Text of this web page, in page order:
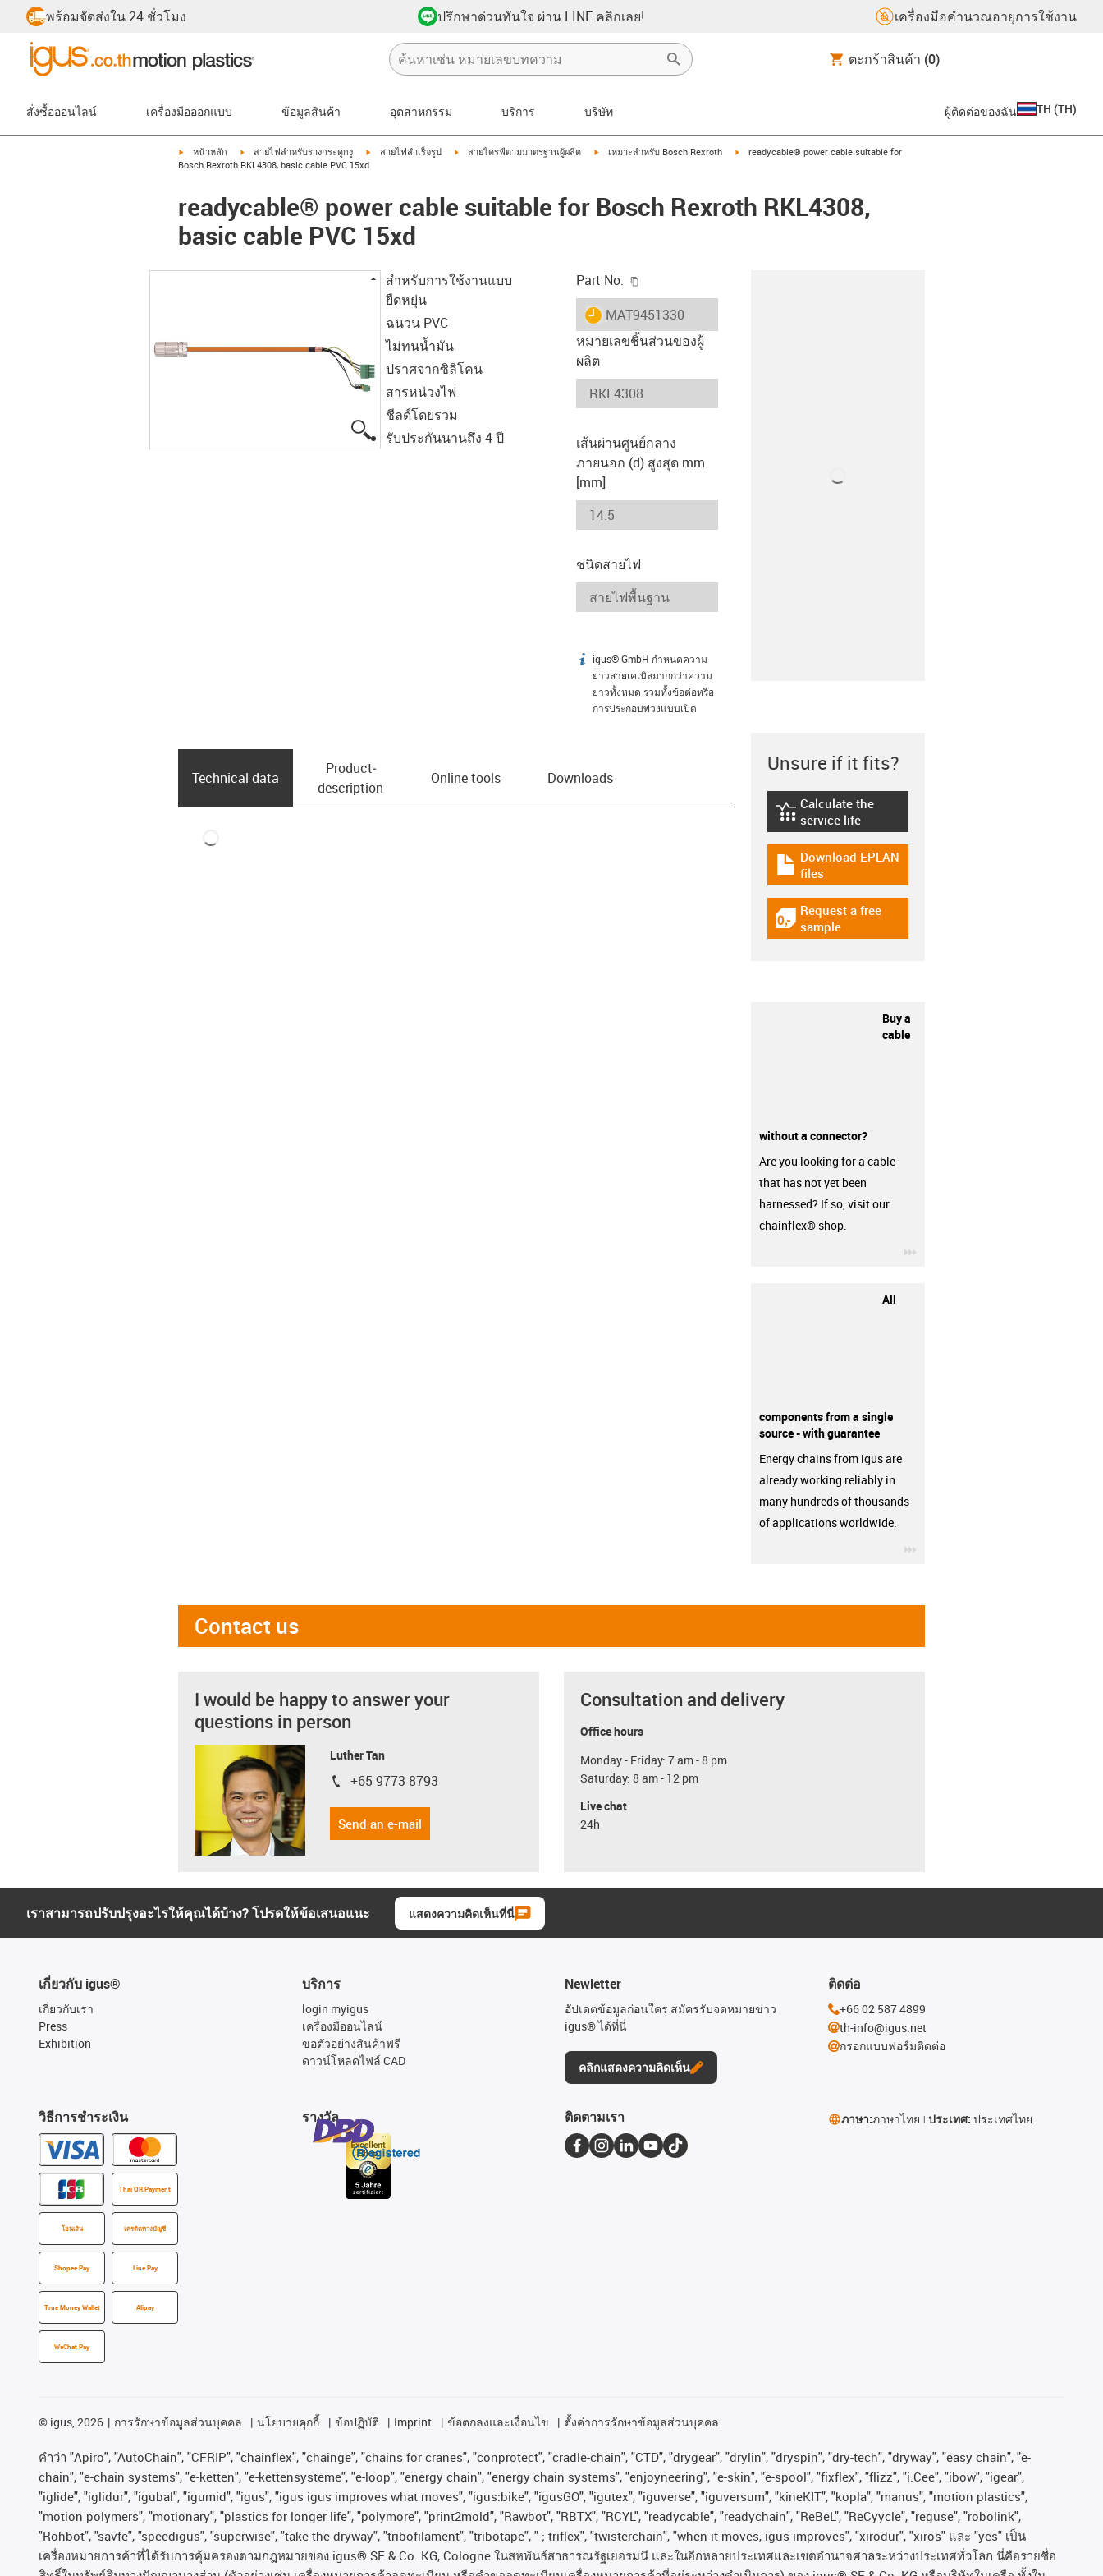
พร้อมจัดส่งใน 24 ชั่วโมง ปรึกษาด่วนทันใจ ผ่าน LINE คลิกเลย! เครื่องมือคำนวณอายุการใช้งาน
ตะกร้าสินค้า (0)
สั่งซื้อออนไลน์ เครื่องมือออกแบบ ข้อมูลสินค้า อุตสาหกรรม บริการ บริษัท ผู้ติดต่อของฉัน TH (TH)
igus-icon-arrow-right
หน้าหลัก igus-icon-arrow-right
สายไฟสำหรับรางกระดูกงู igus-icon-arrow-right
สายไฟสำเร็จรูป igus-icon-arrow-right
สายไดรฟ์ตามมาตรฐานผู้ผลิต igus-icon-arrow-right
เหมาะสำหรับ Bosch Rexroth igus-icon-arrow-right
readycable® power cable suitable for
Bosch Rexroth RKL4308, basic cable PVC 15xd
readycable® power cable suitable for Bosch Rexroth RKL4308,
basic cable PVC 15xd
สำหรับการใช้งานแบบ
ยืดหยุ่น
ฉนวน PVC
ไม่ทนน้ำมัน
ปราศจากซิลิโคน
สารหน่วงไฟ
ชีลด์โดยรวม
รับประกันนานถึง 4 ปี
Part No.
igus-icon-lieferzeit
MAT9451330
หมายเลขชิ้นส่วนของผู้
ผลิต
เส้นผ่านศูนย์กลาง
ภายนอก (d) สูงสุด mm
[mm]
ชนิดสายไฟ
igus-icon-info
igus® GmbH กำหนดความ
ยาวสายเคเบิลมากกว่าความ
ยาวทั้งหมด รวมทั้งข้อต่อหรือ
การประกอบพ่วงแบบเปิด
Technical data
Product­
description
Online tools Downloads
Unsure if it fits?
igus-icon-lebensdauerrechner
Calculate the
service life
igus-icon-download-plan
Download EPLAN
files
igus-icon-gratismuster
Request a free
sample
Buy a
cable
without a connector?
Are you looking for a cable
that has not yet been
harnessed? If so, visit our
chainflex® shop.
All
components from a single
source - with guarantee
Energy chains from igus are
already working reliably in
many hundreds of thousands
of applications worldwide.
Contact us
I would be happy to answer your
questions in person
Luther Tan
igus-icon-phone
+65 9773 8793
Send an e-mail
Consultation and delivery
Office hours
Monday - Friday: 7 am - 8 pm
Saturday: 8 am - 12 pm
Live chat
24h
เราสามารถปรับปรุงอะไรให้คุณได้บ้าง? โปรดให้ข้อเสนอแนะ แสดงความคิดเห็นที่นี่
เกี่ยวกับ igus®
เกี่ยวกับเรา
Press
Exhibition
วิธีการชำระเงิน
Thai QR Payment
โอนเงิน เครดิตทางบัญชี
Shopee Pay Line Pay
True Money Wallet Alipay
WeChat Pay
บริการ
login myigus
เครื่องมืออนไลน์
ขอตัวอย่างสินค้าฟรี
ดาวน์โหลดไฟล์ CAD
รางวัล
Newletter
อัปเดตข้อมูลก่อนใคร สมัครรับจดหมายข่าว
igus® ได้ที่นี่
คลิกแสดงความคิดเห็น
ติดต่อ
+66 02 587 4899
th-info@igus.net
กรอกแบบฟอร์มติดต่อ
ติดตามเรา ภาษา:ภาษาไทย ประเทศ: ประเทศไทย
© igus, 2026 การรักษาข้อมูลส่วนบุคคล นโยบายคุกกี้ ข้อปฏิบัติ Imprint ข้อตกลงและเงื่อนไข ตั้งค่าการรักษาข้อมูลส่วนบุคคล
คําว่า "Apiro", "AutoChain", "CFRIP", "chainflex", "chainge", "chains for cranes", "conprotect", "cradle-chain", "CTD", "drygear", "drylin", "dryspin", "dry-tech", "dryway", "easy chain", "e-
chain", "e-chain systems", "e-ketten", "e-kettensysteme", "e-loop", "energy chain", "energy chain systems", "enjoyneering", "e-skin", "e-spool", "fixflex", "flizz", "i.Cee", "ibow", "igear",
"iglide", "iglidur", "igubal", "igumid", "igus", "igus igus improves what moves", "igus:bike", "igusGO", "igutex", "iguverse", "iguversum", "kineKIT", "kopla", "manus", "motion plastics",
"motion polymers", "motionary", "plastics for longer life", "polymore", "print2mold", "Rawbot", "RBTX", "RCYL", "readycable", "readychain", "ReBeL", "ReCyycle", "reguse", "robolink",
"Rohbot", "savfe", "speedigus", "superwise", "take the dryway", "tribofilament", "tribotape", " ; triflex", "twisterchain", "when it moves, igus improves", "xirodur", "xiros" และ "yes" เป็น
เครื่องหมายการค้าที่ได้รับการคุ้มครองตามกฎหมายของ igus® SE & Co. KG, Cologne ในสหพันธ์สาธารณรัฐเยอรมนี และในอีกหลายประเทศและเขตอํานาจศาลระหว่างประเทศทั่วโลก นี่คือรายชื่อ